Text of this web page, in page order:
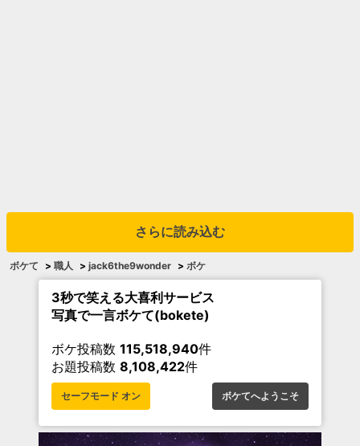
さらに読み込む
ボケて > 職人 > jack6the9wonder > ボケ
3秒で笑える大喜利サービス
写真で一言ボケて(bokete)
ボケ投稿数 115,518,940件
お題投稿数 8,108,422件
セーフモード オン ボケてへようこそ